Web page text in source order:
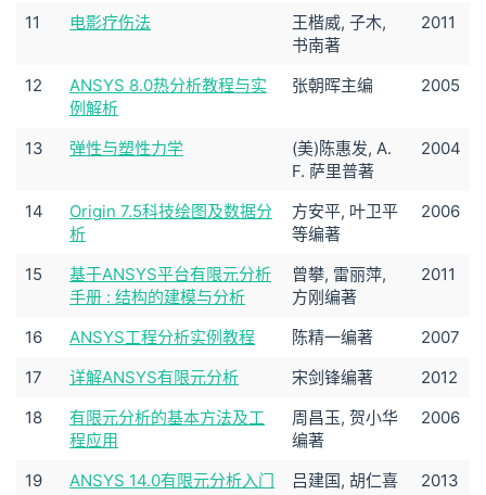
11 电影疗伤法
王楷威, 子木,
书南著
2011
12
ANSYS 8.0热分析教程与实
例解析
张朝晖主编 2005
13 弹性与塑性力学
(美)陈惠发, A.
F. 萨里普著
2004
14
Origin 7.5科技绘图及数据分
析
方安平, 叶卫平
等编著
2006
15
基于ANSYS平台有限元分析
手册 : 结构的建模与分析
曾攀, 雷丽萍,
方刚编著
2011
16 ANSYS工程分析实例教程 陈精一编著
2007
17
详解ANSYS有限元分析 宋剑锋编著
2012
18
有限元分析的基本方法及工
程应用
周昌玉, 贺小华
编著
2006
19
ANSYS 14.0有限元分析入门
吕建国, 胡仁喜
2013